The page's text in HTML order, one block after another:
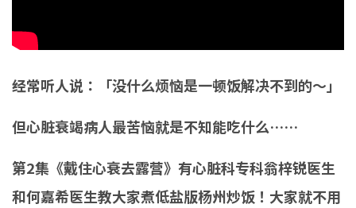
经常听人说：「没什么烦恼是一顿饭解决不到的～」
但心脏衰竭病人最苦恼就是不知能吃什么……
第2集《戴住心衰去露营》有心脏科专科翁梓锐医生
和何嘉希医生教大家煮低盐版杨州炒饭！大家就不用